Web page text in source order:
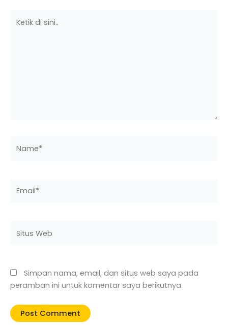
Web
Simpan nama, email, dan situs web saya pada
peramban ini untuk komentar saya berikutnya.